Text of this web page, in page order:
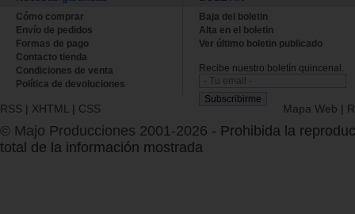
Cómo comprar
Envío de pedidos
Formas de pago
Contacto tienda
Condiciones de venta
Política de devoluciones
Baja del boletin
Alta en el boletin
Ver último boletin publicado
Recibe nuestro boletín quincenal.
RSS | XHTML | CSS Mapa Web |
© Majo Producciones 2001-2026 - Prohibida la
total de la información mostrada